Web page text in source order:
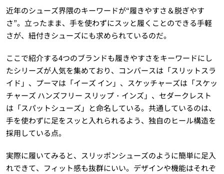
近年のシューズ界隈のキーワードが“履きやすさ＆脱ぎやす
さ”。立ったまま、手を使わずにスッと履くことのできる手軽
さが、紐付きシューズにも求められているのだ。
ここで紹介する4つのブランドも履きやすさをキーワードにし
たシリーズが人気を集めており、コンバースは「スリットスラ
イド」、プーマは「イーズ イン」、スケッチャーズは「スケッ
チャーズ ハンズフリー スリップ・インズ」、セダークレスト
は「スパットシューズ」と命名している。共通しているのは、
手を使わずに足をスッと入れられるよう、独自のヒール構造を
採用している点。
実際に履いてみると、スリッポンシューズのように簡単に足入
れできて、フィット感も抜群にいい。デザインや機能はそれぞ